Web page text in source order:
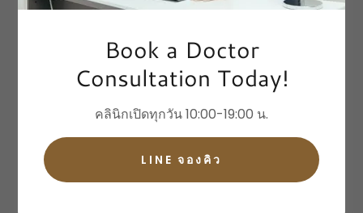
สิทธิ์ทุกประการ
Acne Treatment Program
Melasma Treatment Program
Facial Lift & Tight
Facial Skin Brightening
Bio-Collagen Stimulator
Book a Doctor
Consultation Today!
คลินิกเปิดทุกวัน 10:00-19:00 น.
LINE จองคิว